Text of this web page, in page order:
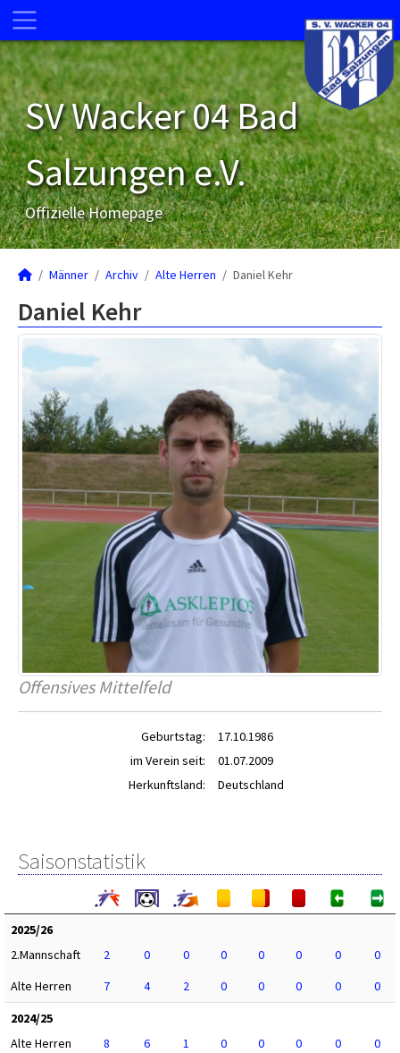
SV Wacker 04 Bad
Salzungen e.V.
Offizielle Homepage
Männer Archiv Alte Herren Daniel Kehr
Daniel Kehr
Offensives Mittelfeld
Geburtstag:
17.10.1986
im Verein seit:
01.07.2009
Herkunftsland:
Deutschland
Saisonstatistik
2025/26
2.Mannschaft
2 0 0 0 0 0 0
0
Alte Herren
7 4 2 0 0 0 0
0
2024/25
Alte Herren
8 6 1 0 0 0 0
0